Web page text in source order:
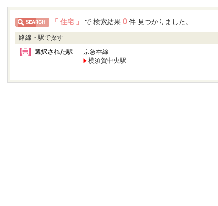
「 住宅 」 で 検索結果 0 件 見つかりました。
路線・駅で探す
選択された駅
京急本線
横須賀中央駅